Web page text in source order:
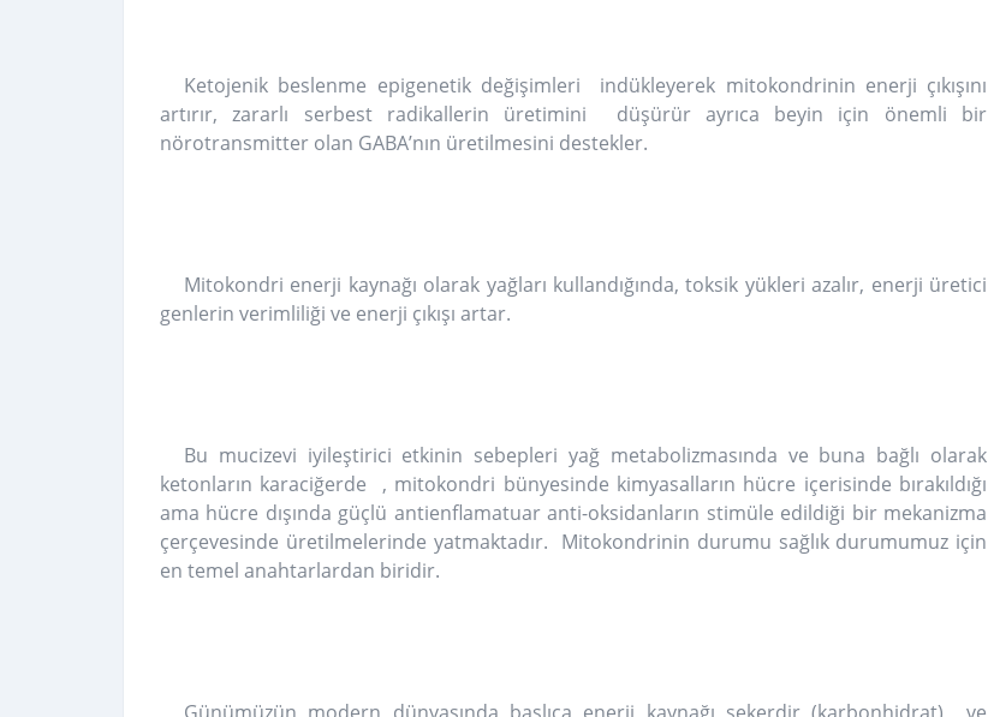
Ketojenik beslenme epigenetik değişimleri indükleyerek mitokondrinin enerji çıkışını
artırır, zararlı serbest radikallerin üretimini düşürür ayrıca beyin için önemli bir
nörotransmitter olan GABA’nın üretilmesini destekler.
Mitokondri enerji kaynağı olarak yağları kullandığında, toksik yükleri azalır, enerji üretici
genlerin verimliliği ve enerji çıkışı artar.
Bu mucizevi iyileştirici etkinin sebepleri yağ metabolizmasında ve buna bağlı olarak
ketonların karaciğerde , mitokondri bünyesinde kimyasalların hücre içerisinde bırakıldığı
ama hücre dışında güçlü antienflamatuar anti-oksidanların stimüle edildiği bir mekanizma
çerçevesinde üretilmelerinde yatmaktadır. Mitokondrinin durumu sağlık durumumuz için
en temel anahtarlardan biridir.